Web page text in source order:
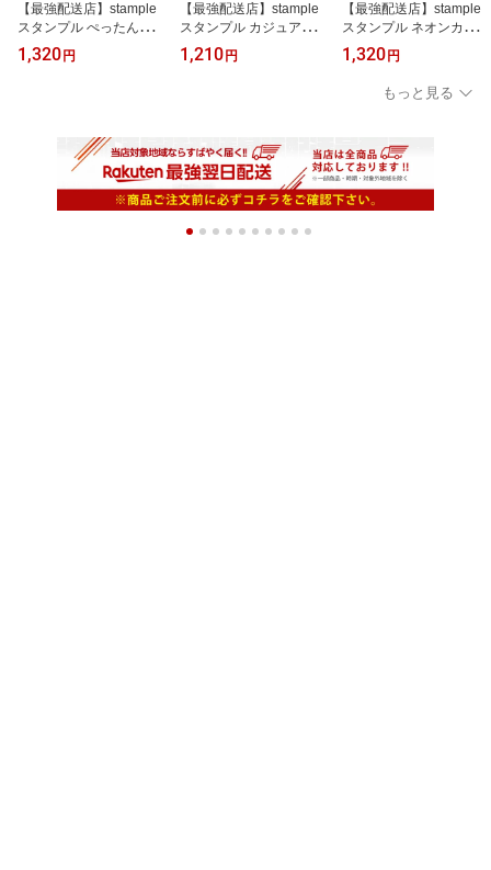
【最強配送店】stample
スタンプル ぺったんこの
動物 クルーソックス 3足
組 子供 こども キッズ レ
きやすい 靴下 すべり止
め 保育園 幼稚園 カラフ
ル 秋 冬 73449
1,320 円
【最強配送店】stample
スタンプル カジュアルボ
ーダー メッシュアンクル
ソックス 3足組 メッシュ
履きやすい 靴下 滑り止
め 幼稚園 カラフル 春 夏
73308
1,210 円
【最強配送店】stample
スタンプル ネオンカラー
メッシュアンクルソック
ス 3足組 メッシュ 涼しい
蛍光ソックス キッズ く
つ下 可愛い 履きやすい
1,320 円
もっと見る